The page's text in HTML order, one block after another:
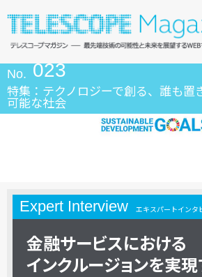
No. 023
特集：テクノロジーで創る、誰も置
可能な社会
Expert Interview エキスパートインタ
金融サービスにおける
インクルージョンを実現